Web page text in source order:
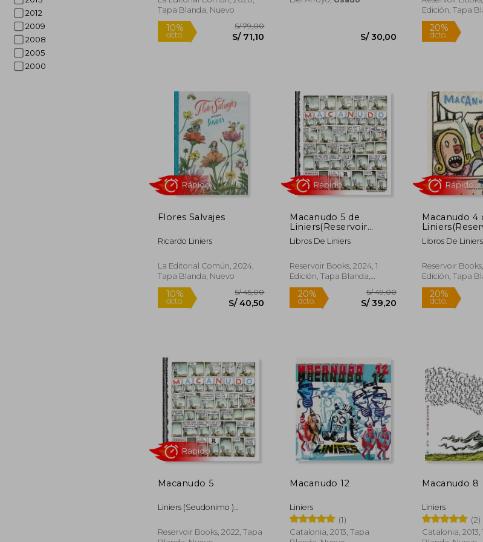
2012
2009
2008
2005
2000
Tapa Blanda, Nuevo
10%
dcto. S/ 71,10 S/ 30,00
Edición, Tapa
Nuevo
Flores Salvajes
Ricardo Liniers
La Editorial Común, 2024,
Tapa Blanda, Nuevo
10%
dcto.
S/ 45,00
S/ 40,50
Rápido
Macanudo 5 de
Liniers(Reservoir
Books)
Libros De Liniers
Reservoir Books, 2024, 1
Edición, Tapa Blanda,
Nuevo
dcto.
S/ 49,00
S/ 39,20
Rápido
Macanudo 4
Books)
Libros De Liniers
Reservoir
Edición, Tapa
Nuevo
Macanudo 5
Liniers (Seudonimo )
Reservoir Books, 2022, Tapa
Macanudo 12
Liniers
(1)
Catalonia, 2013, Tapa
Macanudo 8
Liniers
(2)
Catalonia, 2013,